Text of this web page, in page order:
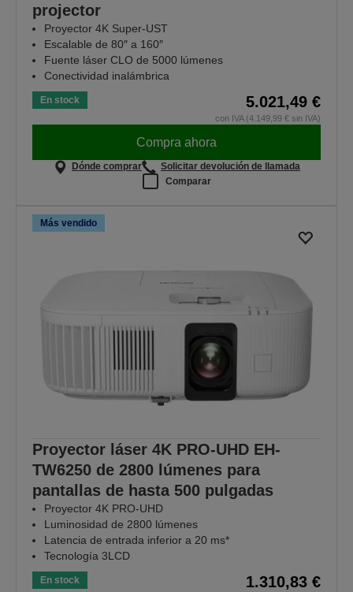
projector
Proyector 4K Super-UST
Escalable de 80″ a 160″
Fuente láser CLO de 5000 lúmenes
Conectividad inalámbrica
En stock 5.021,49 €
con IVA (4.149,99 € sin IVA)
Compra ahora
Dónde comprar
Solicitar devolución de llamada
Comparar
Más vendido
Proyector láser 4K PRO-UHD EH-
TW6250 de 2800 lúmenes para
pantallas de hasta 500 pulgadas
Proyector 4K PRO-UHD
Luminosidad de 2800 lúmenes
Latencia de entrada inferior a 20 ms*
Tecnología 3LCD
En stock 1.310,83 €